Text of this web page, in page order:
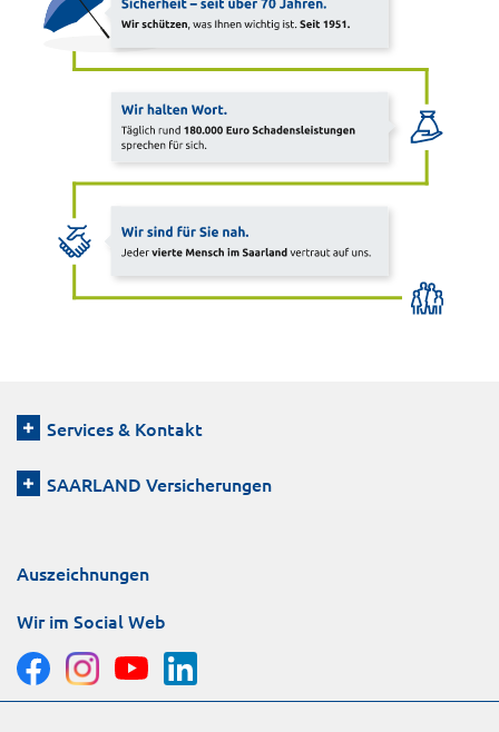
Services & Kontakt
SAARLAND Versicherungen
Auszeichnungen
Wir im Social Web